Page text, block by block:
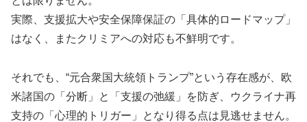
実際、支援拡大や安全保障保証の「具体的ロードマップ」
はなく、またクリミアへの対応も不鮮明です。
それでも、“元合衆国大統領トランプ”という存在感が、欧
米諸国の「分断」と「支援の弛緩」を防ぎ、ウクライナ再
支持の「心理的トリガー」となり得る点は見逃せません。